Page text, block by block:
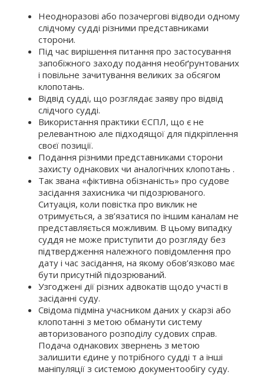
Неодноразові або позачергові відводи одному
слідчому судді різними представниками
сторони.
Під час вирішення питання про застосування
запобіжного заходу подання необґрунтованих
і повільне зачитування великих за обсягом
клопотань.
Відвід судді, що розглядає заяву про відвід
слідчого судді.
Використання практики ЄСПЛ, що є не
релевантною але підходящої для підкріплення
своєї позиції.
Подання різними представниками сторони
захисту однакових чи аналогічних клопотань .
Так звана «фіктивна обізнаність» про судове
засідання захисника чи підозрюваного.
Ситуація, коли повістка про виклик не
отримується, а зв’язатися по іншим каналам не
представляється можливим. В цьому випадку
суддя не може приступити до розгляду без
підтвердження належного повідомлення про
дату і час засідання, на якому обов’язково має
бути присутній підозрюваний.
Узгоджені дії різних адвокатів щодо участі в
засіданні суду.
Свідома підміна учасником даних у скарзі або
клопотанні з метою обманути систему
авторизованого розподілу судових справ.
Подача однакових звернень з метою
залишити єдине у потрібного судді т а інші
маніпуляції з системою документообігу суду.